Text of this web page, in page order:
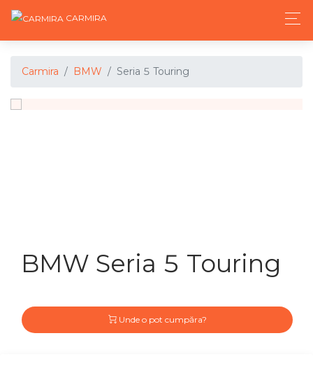
CARMIRA
Carmira BMW Seria 5 Touring
BMW Seria 5 Touring
Unde o pot cumpăra?